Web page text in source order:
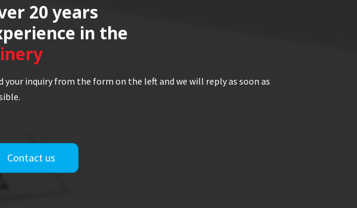
20 years
in the
your inquiry from the form on the left and we will reply as soon as
Contact us